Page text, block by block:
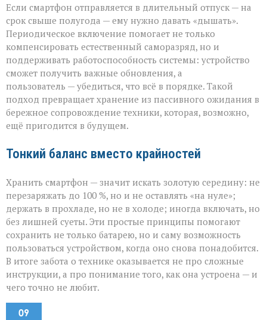
Если смартфон отправляется в длительный отпуск — на
срок свыше полугода — ему нужно давать «дышать».
Периодическое включение помогает не только
компенсировать естественный саморазряд, но и
поддерживать работоспособность системы: устройство
сможет получить важные обновления, а
пользователь — убедиться, что всё в порядке. Такой
подход превращает хранение из пассивного ожидания в
бережное сопровождение техники, которая, возможно,
ещё пригодится в будущем.
Тонкий баланс вместо крайностей
Хранить смартфон — значит искать золотую середину: не
перезаряжать до 100 %, но и не оставлять «на нуле»;
держать в прохладе, но не в холоде; иногда включать, но
без лишней суеты. Эти простые принципы помогают
сохранить не только батарею, но и саму возможность
пользоваться устройством, когда оно снова понадобится.
В итоге забота о технике оказывается не про сложные
инструкции, а про понимание того, как она устроена — и
чего точно не любит.
09